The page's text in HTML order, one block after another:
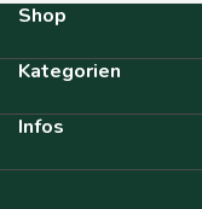
Shop
Kategorien
Infos